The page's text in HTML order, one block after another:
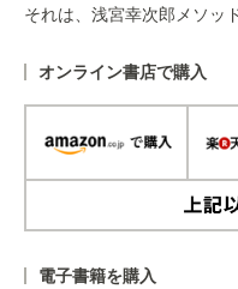
それは、浅宮幸次郎メソッ
オンライン書店で購入
電子書籍を購入